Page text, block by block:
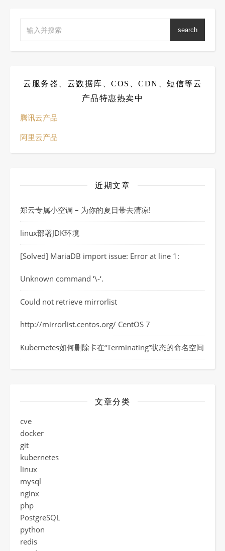
search
云服务器、云数据库、COS、CDN、短信等云
产品特惠热卖中
腾讯云产品
阿里云产品
近期文章
郑云专属小空调 – 为你的夏日带去清凉!
linux部署JDK环境
[Solved] MariaDB import issue: Error at line 1:
Unknown command ‘\-‘.
Could not retrieve mirrorlist
http://mirrorlist.centos.org/ CentOS 7
Kubernetes如何删除卡在“Terminating”状态的命名空间
文章分类
cve
docker
git
kubernetes
linux
mysql
nginx
php
PostgreSQL
python
redis